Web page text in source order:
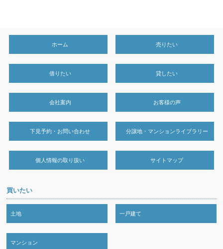
ホーム 売りたい
借りたい 貸したい
会社案内 お客様の声
下見予約・お問い合わせ 分譲地・マンションライブラリー
個人情報の取り扱い サイトマップ
買いたい
土地 一戸建て
マンション